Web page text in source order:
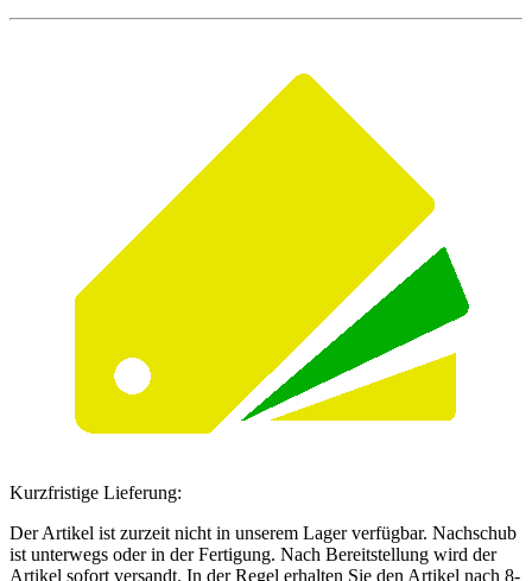
Kurzfristige Lieferung:
Der Artikel ist zurzeit nicht in unserem Lager verfügbar. Nachschub
ist unterwegs oder in der Fertigung. Nach Bereitstellung wird der
Artikel sofort versandt. In der Regel erhalten Sie den Artikel nach 8-